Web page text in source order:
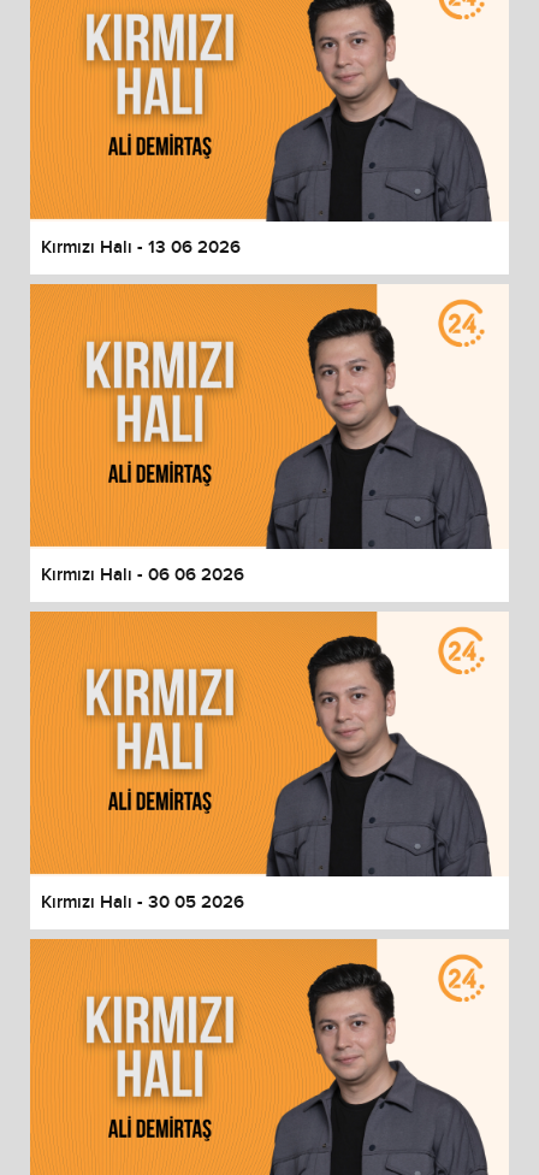
Kırmızı Halı - 13 06 2026
Kırmızı Halı - 06 06 2026
Kırmızı Halı - 30 05 2026